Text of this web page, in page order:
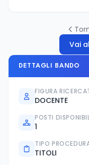
Vai
DETTAGLI BANDO
FIGURA
DOCENTE
POSTI
1
TIPO
TITOLI